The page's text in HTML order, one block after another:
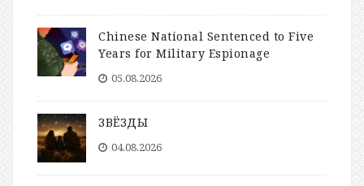
Chinese National Sentenced to Five
Years for Military Espionage
05.08.2026
ЗВЁЗДЫ
04.08.2026